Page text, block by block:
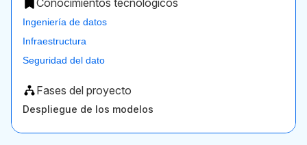
Ingeniería de datos
Infraestructura
Seguridad del dato
Fases del proyecto
Despliegue de los modelos